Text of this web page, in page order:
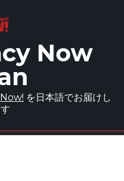
Now
を日本語でお届けし